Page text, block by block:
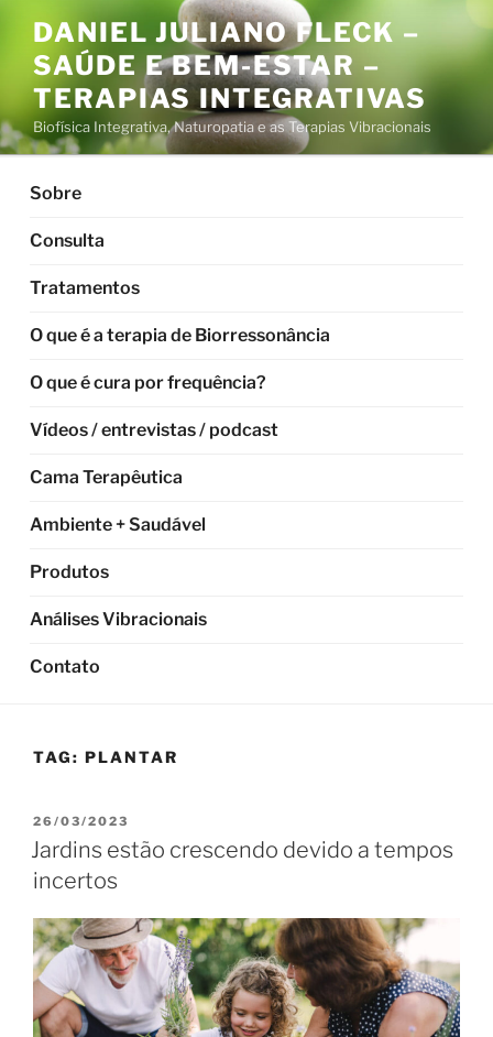
conteúdo
DANIEL JULIANO FLECK –
SAÚDE E BEM-ESTAR –
TERAPIAS INTEGRATIVAS
Biofísica Integrativa, Naturopatia e as Terapias Vibracionais
Sobre
Consulta
Tratamentos
O que é a terapia de Biorressonância
O que é cura por frequência?
Vídeos / entrevistas / podcast
Cama Terapêutica
Ambiente + Saudável
Produtos
Análises Vibracionais
Contato
TAG: PLANTAR
PUBLICADO
EM
26/03/2023
Jardins estão crescendo devido a tempos
incertos